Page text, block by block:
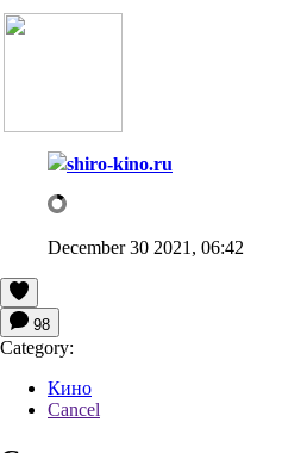
shiro-kino.ru
December 30 2021, 06:42
98
Category:
Кино
Cancel